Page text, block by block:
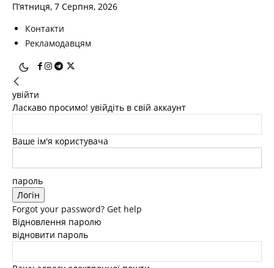
П’ятниця, 7 Серпня, 2026
Контакти
Рекламодавцям
увійти
Ласкаво просимо! увійдіть в свій аккаунт
Ваше ім'я користувача
пароль
Forgot your password? Get help
Відновлення паролю
відновити пароль